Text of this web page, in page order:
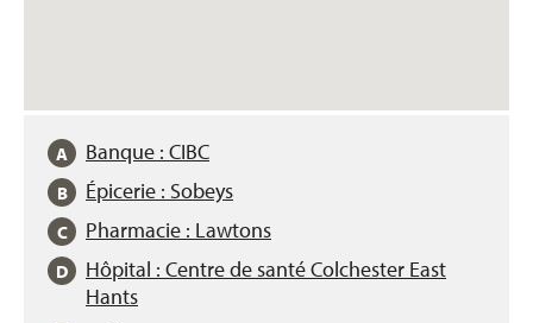
Banque : CIBC
Épicerie : Sobeys
Pharmacie : Lawtons
Hôpital : Centre de santé Colchester East
Hants